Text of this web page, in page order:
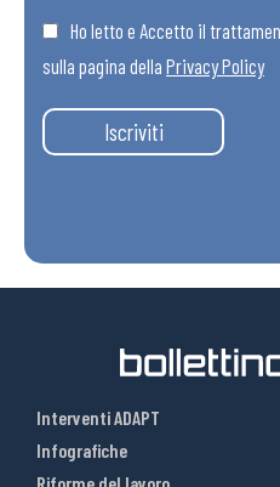
Ho letto e Accetto il
sulla pagina della Privacy Policy
Iscriviti
Interventi ADAPT
Infografiche